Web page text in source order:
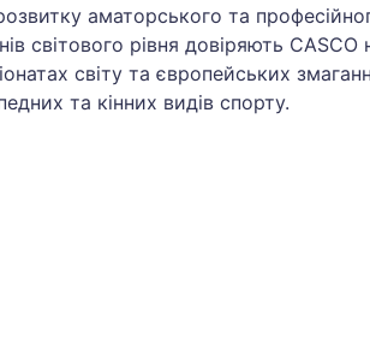
аматорського та
світового рівня довіряють CASCO
світу та європейських
та кінних видів спорту.